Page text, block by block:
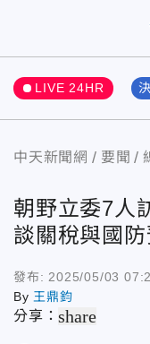
LIVE 24HR
中天新聞網 要聞
朝野立委7人
談關稅與國
發布: 2025/05/03
By 王鼎鈞
分享：share